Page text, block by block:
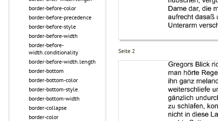
border-before-color
border-before-precedence
border-before-style
border-before-width
border-before-
width.conditionality
border-before-width.length
border-bottom
border-bottom-color
border-bottom-style
border-bottom-width
border-collapse
border-color
Seite 2